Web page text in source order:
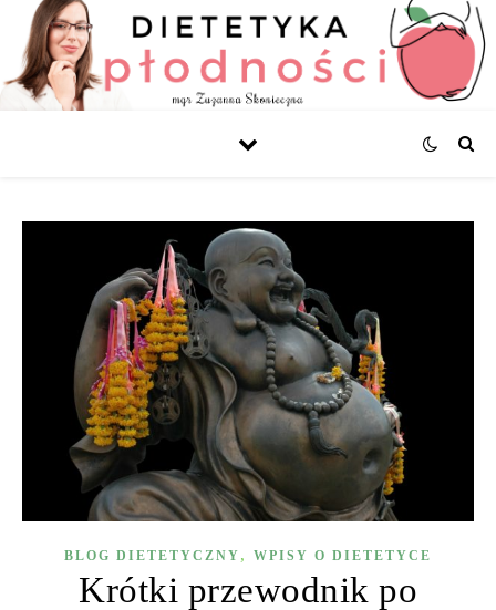
BLOG DIETETYCZNY , WPISY O DIETETYCE
Krótki przewodnik po